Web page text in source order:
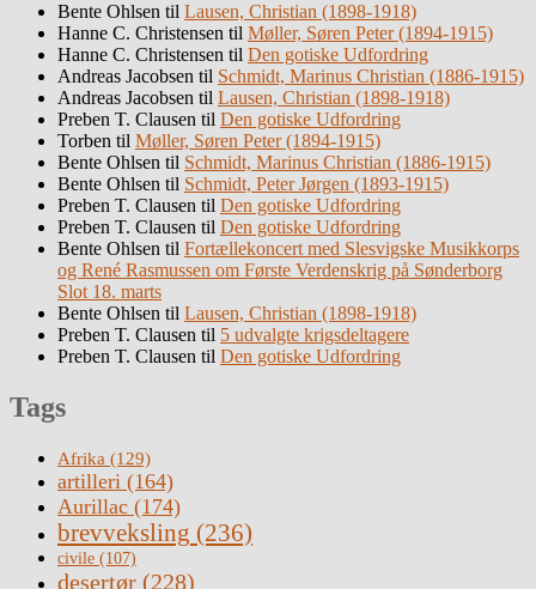
Bente Ohlsen til Lausen, Christian (1898-1918)
Hanne C. Christensen til Møller, Søren Peter (1894-1915)
Hanne C. Christensen til Den gotiske Udfordring
Andreas Jacobsen til Schmidt, Marinus Christian (1886-1915)
Andreas Jacobsen til Lausen, Christian (1898-1918)
Preben T. Clausen til Den gotiske Udfordring
Torben til Møller, Søren Peter (1894-1915)
Bente Ohlsen til Schmidt, Marinus Christian (1886-1915)
Bente Ohlsen til Schmidt, Peter Jørgen (1893-1915)
Preben T. Clausen til Den gotiske Udfordring
Preben T. Clausen til Den gotiske Udfordring
Bente Ohlsen til Fortællekoncert med Slesvigske Musikkorps
og René Rasmussen om Første Verdenskrig på Sønderborg
Slot 18. marts
Bente Ohlsen til Lausen, Christian (1898-1918)
Preben T. Clausen til 5 udvalgte krigsdeltagere
Preben T. Clausen til Den gotiske Udfordring
Tags
Afrika (129)
artilleri (164)
Aurillac (174)
brevveksling (236)
civile (107)
desertør (228)